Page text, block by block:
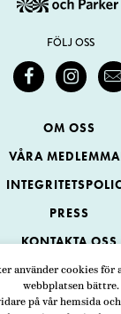
använder cookies för
webbplatsen bättre.
på vår hemsida
FÖLJ OSS
OM OSS
VÅRA
PRESS
KONTAKTA OSS
Folkets Hus och Parker